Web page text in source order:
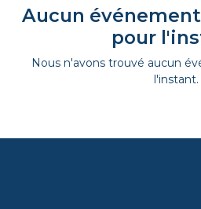
Aucun
pour
Nous n'avons trouvé aucun
l'instant.